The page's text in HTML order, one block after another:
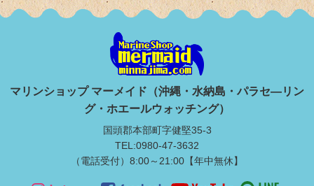
マリンショップ マーメイド（沖縄・水納島・パラセ―リン
グ・ホエールウォッチング）
国頭郡本部町字健堅35-3
TEL:0980-47-3632
（電話受付）8:00～21:00【年中無休】